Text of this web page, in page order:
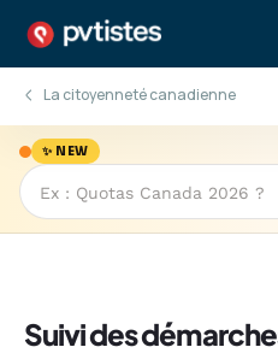
La citoyenneté canadienne
✨ NEW
Suivi des